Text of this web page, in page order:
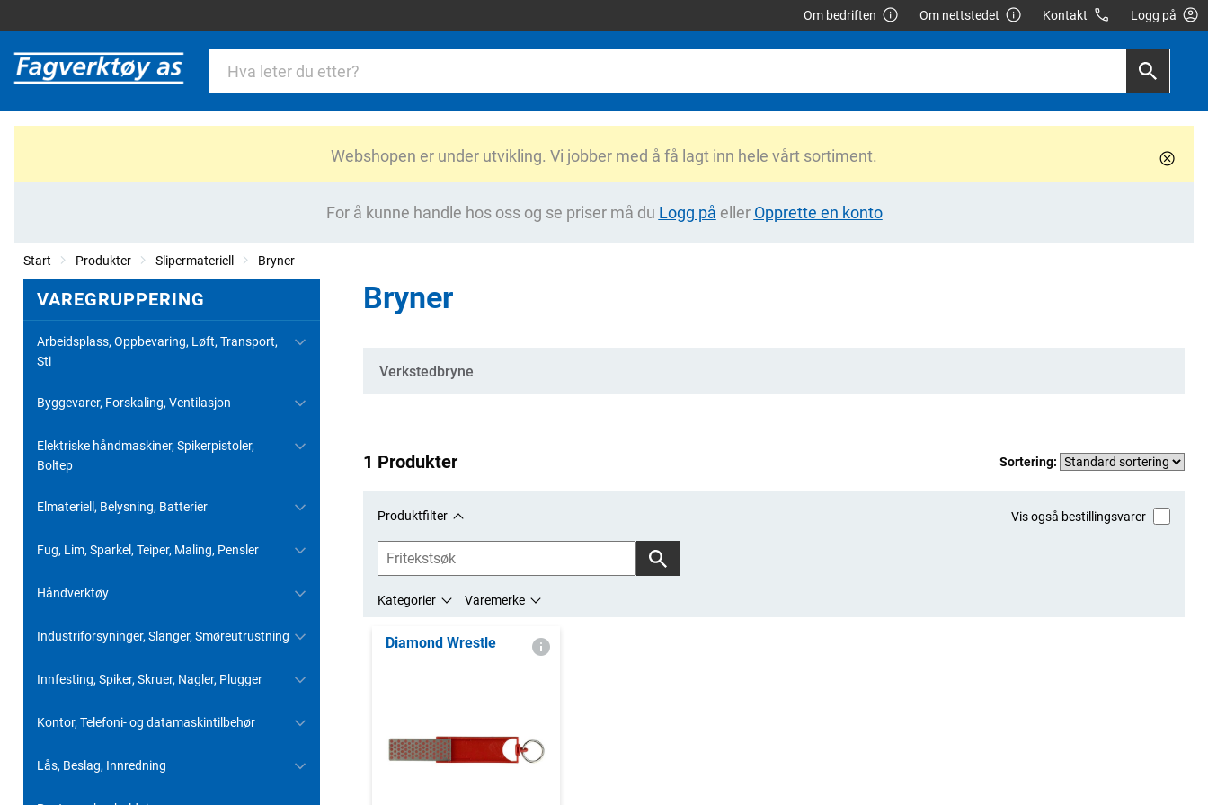
Om bedriften Om nettstedet Kontakt Logg på
Webshopen er under utvikling. Vi jobber med å få lagt inn hele vårt sortiment.
For å kunne handle hos oss og se priser må du Logg på eller Opprette en konto
Start Produkter Slipermateriell Bryner
VAREGRUPPERING
Arbeidsplass, Oppbevaring, Løft, Transport,
Sti
Byggevarer, Forskaling, Ventilasjon
Elektriske håndmaskiner, Spikerpistoler,
Boltep
Elmateriell, Belysning, Batterier
Fug, Lim, Sparkel, Teiper, Maling, Pensler
Håndverktøy
Industriforsyninger, Slanger, Smøreutrustning
Innfesting, Spiker, Skruer, Nagler, Plugger
Kontor, Telefoni- og datamaskintilbehør
Lås, Beslag, Innredning
Bryner
Kategorier
Verkstedbryne
1 Produkter Sortering:
Produktfilter Vis også bestillingsvarer
Kategorier Varemerke
Diamond Wrestle